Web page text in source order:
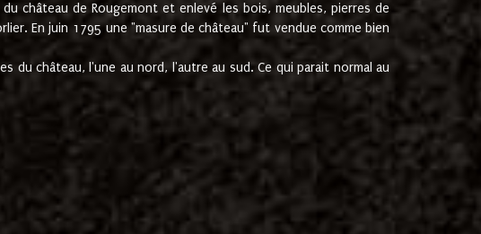
château de Rougemont et enlevé les bois, meubles, pierres de
En juin 1795 une "masure de château" fut vendue comme bien
château, l'une au nord, l'autre au sud. Ce qui parait normal au